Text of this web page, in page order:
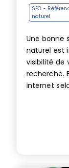
SEO -
naturel
Une bonne
naturel est
visibilité de
recherche.
internet